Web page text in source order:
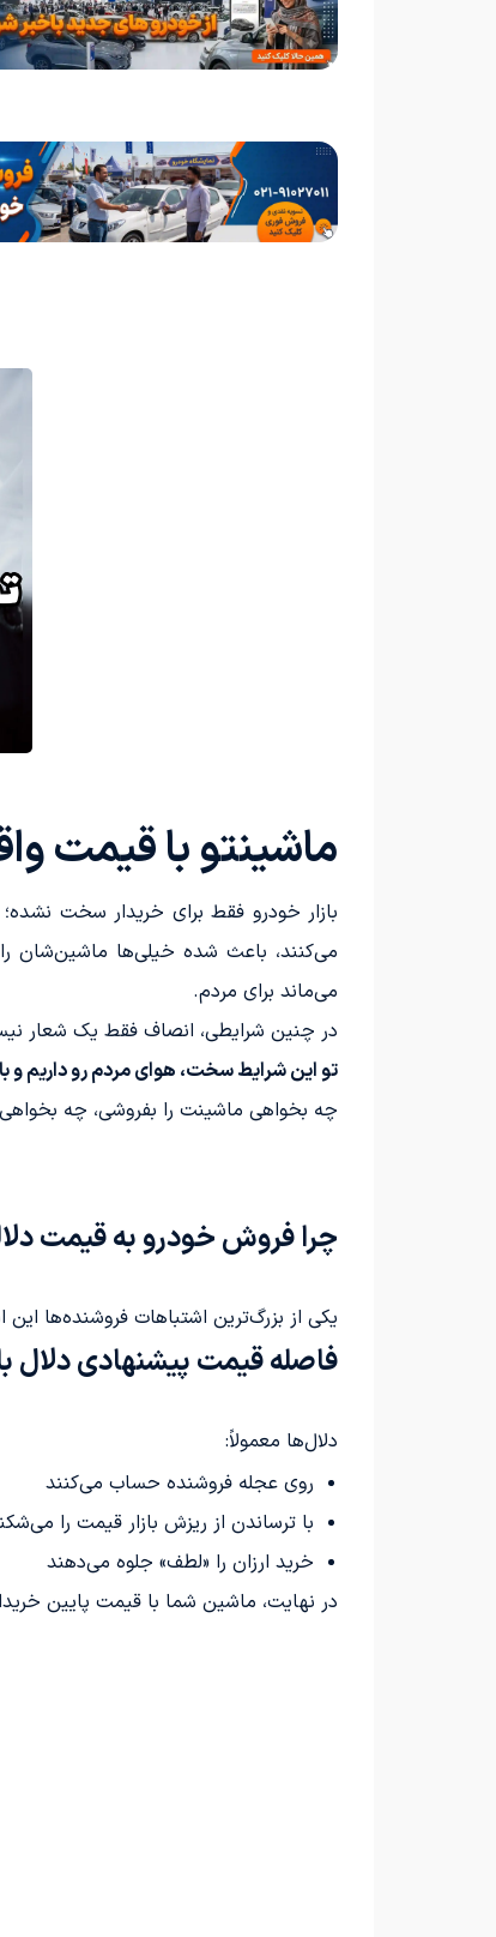
ماشینتو با قیمت
بازار خودرو فقط برای خریدار سخت
می‌کنند، باعث شده خیلی‌ها ماشین‌شان
می‌ماند برای مردم.
در چنین شرایطی، انصاف فقط یک شعار
تو این شرایط سخت، هوای مردم رو داریم و
چه بخواهی ماشینت را بفروشی، چه بخواهی
چرا فروش خودرو به قیمت
یکی از بزرگ‌ترین اشتباهات فروشنده‌ها
فاصله قیمت پیشنهادی دلال
دلال‌ها معمولاً:
روی عجله فروشنده حساب می‌کنند
با ترساندن از ریزش بازار قیمت را
خرید ارزان را «لطف» جلوه می‌دهند
در نهایت، ماشین شما با قیمت پایین